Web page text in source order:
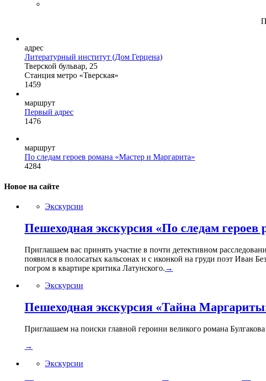
адрес
Литературный институт (Дом Герцена)
Тверской бульвар, 25
Станция метро «Тверская»
1459
маршрут
Первый адрес
1476
маршрут
По следам героев романа «Мастер и Маргарита»
4284
Новое на сайте
Экскурсии
Пешеходная экскурсия «По следам
Приглашаем вас принять участие в почти детективном
появился в полосатых кальсонах и с иконкой на груди поэт Иван
погром в квартире критика Латунского. →
Экскурсии
Пешеходная экскурсия «Тайна
Приглашаем на поиски главной героини великого романа
→
Экскурсии